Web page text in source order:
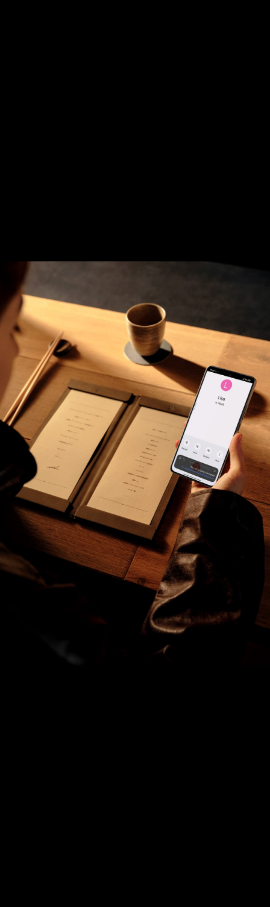
Intérprete por IA
Comunícate
como un nativo
Imagina tener un asistente de traducción personal que
elimina las barreras del idioma durante tus viajes. Ya
sea que estés en una llamada o charlando cara a cara,
es rápido y preciso, asegurando una comunicación
fluida y permitiéndote sumergirte completamente en
la cultura local sin problemas.